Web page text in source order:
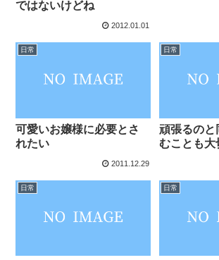
ではないけどね
2012.01.01
日常
可愛いお嬢様に必要とさ
れたい
2011.12.29
日常
頑張るのと
むことも大
日常 日常